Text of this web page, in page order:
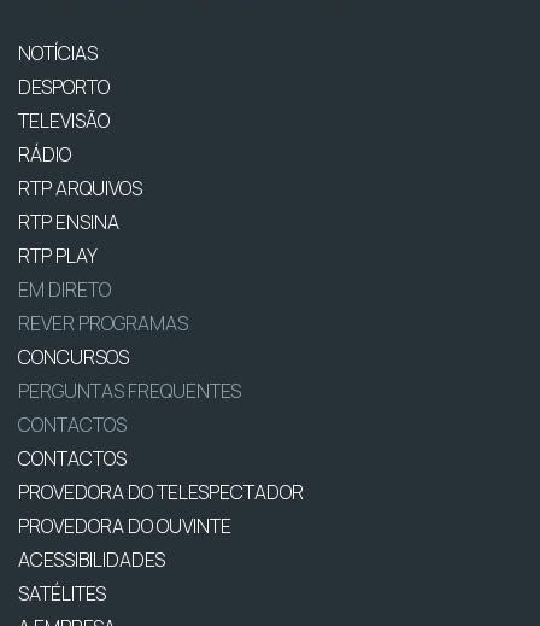
NOTÍCIAS
DESPORTO
TELEVISÃO
RÁDIO
RTP ARQUIVOS
RTP ENSINA
RTP PLAY
EM DIRETO
REVER PROGRAMAS
CONCURSOS
PERGUNTAS FREQUENTES
CONTACTOS
CONTACTOS
PROVEDORA DO TELESPECTADOR
PROVEDORA DO OUVINTE
ACESSIBILIDADES
SATÉLITES